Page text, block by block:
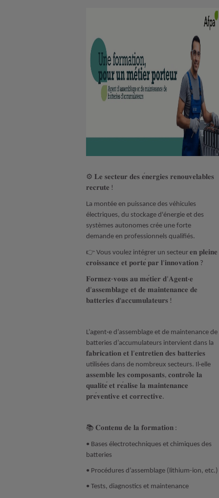
⚙️ 𝐋𝐞 𝐬𝐞𝐜𝐭𝐞𝐮𝐫 𝐝𝐞𝐬 𝐞𝐧𝐞𝐫𝐠𝐢𝐞𝐬 𝐫𝐞𝐧𝐨𝐮𝐯𝐞𝐥𝐚𝐛𝐥𝐞𝐬
𝐫𝐞𝐜𝐫𝐮𝐭𝐞 !
La montée en puissance des véhicules
électriques, du stockage d'énergie et des
systèmes autonomes crée une forte
demande en professionnels qualifiés.
👉 Vous voulez intégrer un secteur𝐞𝐧 𝐩𝐥𝐞𝐢𝐧𝐞
𝐜𝐫𝐨𝐢𝐬𝐬𝐚𝐧𝐜𝐞 𝐞𝐭 𝐩𝐨𝐫𝐭𝐞 ́𝐩𝐚𝐫 𝐥’𝐢𝐧𝐧𝐨𝐯𝐚𝐭𝐢𝐨𝐧 ?
𝐅𝐨𝐫𝐦𝐞𝐳-𝐯𝐨𝐮𝐬 𝐚𝐮 𝐦𝐞𝐭𝐢𝐞𝐫 𝐝’𝐀𝐠𝐞𝐧𝐭·𝐞
𝐝’𝐚𝐬𝐬𝐞𝐦𝐛𝐥𝐚𝐠𝐞 𝐞𝐭 𝐝𝐞 𝐦𝐚𝐢𝐧𝐭𝐞𝐧𝐚𝐧𝐜𝐞 𝐝𝐞
𝐛𝐚𝐭𝐭𝐞𝐫𝐢𝐞𝐬 𝐝'𝐚𝐜𝐜𝐮𝐦𝐮𝐥𝐚𝐭𝐞𝐮𝐫𝐬 !
L’agent·e d’assemblage et de maintenance de
batteries d’accumulateurs intervient dans la
𝐟𝐚𝐛𝐫𝐢𝐜𝐚𝐭𝐢𝐨𝐧 𝐞𝐭 𝐥’𝐞𝐧𝐭𝐫𝐞𝐭𝐢𝐞𝐧 𝐝𝐞𝐬 𝐛𝐚𝐭𝐭𝐞𝐫𝐢𝐞𝐬
utilisées dans de nombreux secteurs. Il·elle
𝐚𝐬𝐬𝐞𝐦𝐛𝐥𝐞 𝐥𝐞𝐬 𝐜𝐨𝐦𝐩𝐨𝐬𝐚𝐧𝐭𝐬,𝐜𝐨𝐧𝐭𝐫𝐨𝐥𝐞 𝐥𝐚
𝐪𝐮𝐚𝐥𝐢𝐭𝐞 ́𝐞𝐭 𝐫𝐞𝐚𝐥𝐢𝐬𝐞 𝐥𝐚 𝐦𝐚𝐢𝐧𝐭𝐞𝐧𝐚𝐧𝐜𝐞
𝐩𝐫𝐞𝐯𝐞𝐧𝐭𝐢𝐯𝐞 𝐞𝐭 𝐜𝐨𝐫𝐫𝐞𝐜𝐭𝐢𝐯𝐞.
📚 𝐂𝐨𝐧𝐭𝐞𝐧𝐮 𝐝𝐞 𝐥𝐚 𝐟𝐨𝐫𝐦𝐚𝐭𝐢𝐨𝐧 :
• Bases électrotechniques et chimiques des
batteries
• Procédures d’assemblage (lithium-ion, etc.)
• Tests, diagnostics et maintenance